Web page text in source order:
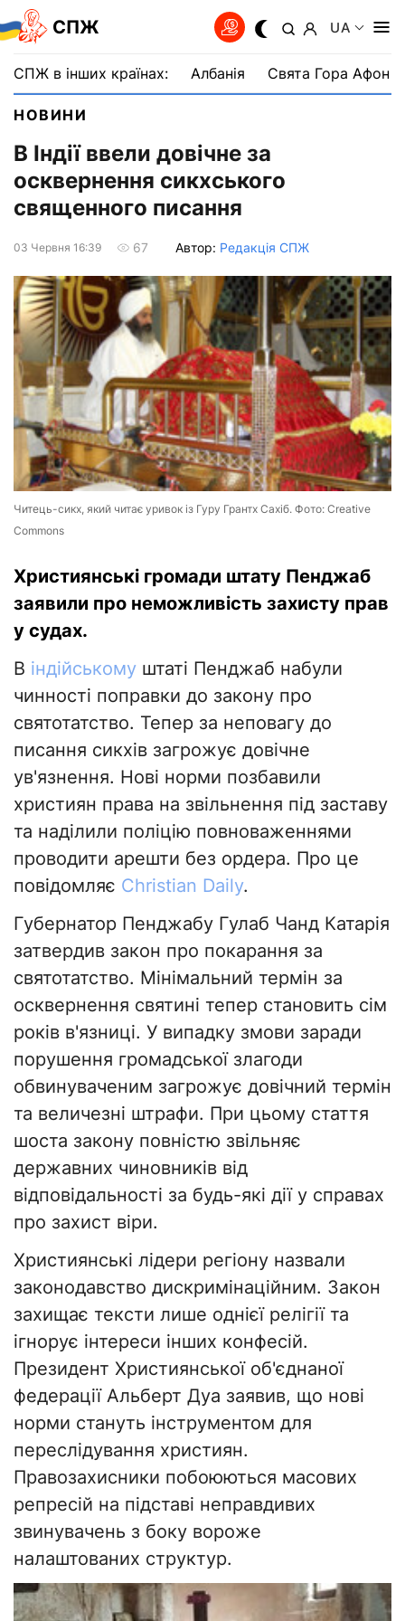
СПЖ UA
СПЖ в інших країнах: Албанія Свята Гора Афон
НОВИНИ
В Індії ввели довічне за
осквернення сикхського
священного писання
03 Червня 16:39 67 Автор: Редакція СПЖ
Читець-сикх, який читає уривок із Гуру Грантх Сахіб. Фото: Creative
Commons
Християнські громади штату Пенджаб
заявили про неможливість захисту прав
у судах.
В індійському штаті Пенджаб набули
чинності поправки до закону про
святотатство. Тепер за неповагу до
писання сикхів загрожує довічне
ув'язнення. Нові норми позбавили
християн права на звільнення під заставу
та наділили поліцію повноваженнями
проводити арешти без ордера. Про це
повідомляє Christian Daily.
Губернатор Пенджабу Гулаб Чанд Катарія
затвердив закон про покарання за
святотатство. Мінімальний термін за
осквернення святині тепер становить сім
років в'язниці. У випадку змови заради
порушення громадської злагоди
обвинуваченим загрожує довічний термін
та величезні штрафи. При цьому стаття
шоста закону повністю звільняє
державних чиновників від
відповідальності за будь-які дії у справах
про захист віри.
Християнські лідери регіону назвали
законодавство дискримінаційним. Закон
захищає тексти лише однієї релігії та
ігнорує інтереси інших конфесій.
Президент Християнської об'єднаної
федерації Альберт Дуа заявив, що нові
норми стануть інструментом для
переслідування християн.
Правозахисники побоюються масових
репресій на підставі неправдивих
звинувачень з боку вороже
налаштованих структур.